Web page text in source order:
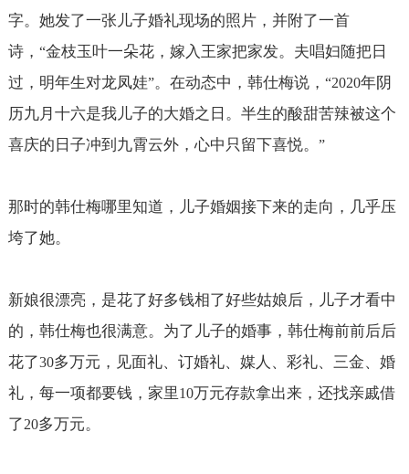
字。她发了一张儿子婚礼现场的照片，并附了一首
诗， “金枝玉叶一朵花，嫁入王家把家发。夫唱妇随把日
过，明年生对龙凤娃”。在动态中，韩仕梅说， “2020年阴
历九月十六是我儿子的大婚之日。半生的酸甜苦辣被这个
喜庆的日子冲到九霄云外，心中只留下喜悦。 ”
那时的韩仕梅哪里知道，儿子婚姻接下来的走向，几乎压
垮了她。
新娘很漂亮，是花了好多钱相了好些姑娘后，儿子才看中
的，韩仕梅也很满意。为了儿子的婚事，韩仕梅前前后后
花了30多万元，见面礼、订婚礼、媒人、彩礼、三金、婚
礼，每一项都要钱，家里10万元存款拿出来，还找亲戚借
了20多万元。